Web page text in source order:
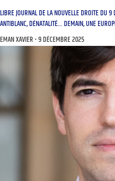
LIBRE JOURNAL DE LA NOUVELLE DROITE DU
ANTIBLANC, DÉNATALITÉ… DEMAIN, UNE
EMAN XAVIER 9 DÉCEMBRE 2025